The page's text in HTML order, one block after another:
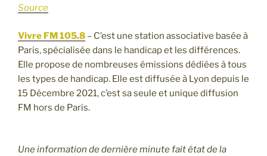
Source
Vivre FM 105.8 – C’est une station associative basée à
Paris, spécialisée dans le handicap et les différences.
Elle propose de nombreuses émissions dédiées à tous
les types de handicap. Elle est diffusée à Lyon depuis le
15 Décembre 2021, c’est sa seule et unique diffusion
FM hors de Paris.
Une information de dernière minute fait état de la